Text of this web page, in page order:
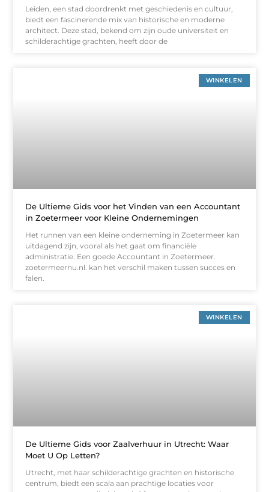
Leiden, een stad doordrenkt met geschiedenis en cultuur,
biedt een fascinerende mix van historische en moderne
architect. Deze stad, bekend om zijn oude universiteit en
schilderachtige grachten, heeft door de
WINKELEN
De Ultieme Gids voor het Vinden van een Accountant
in Zoetermeer voor Kleine Ondernemingen
Het runnen van een kleine onderneming in Zoetermeer kan
uitdagend zijn, vooral als het gaat om financiële
administratie. Een goede Accountant in Zoetermeer.
zoetermeernu.nl. kan het verschil maken tussen succes en
falen.
WINKELEN
De Ultieme Gids voor Zaalverhuur in Utrecht: Waar
Moet U Op Letten?
Utrecht, met haar schilderachtige grachten en historische
centrum, biedt een scala aan prachtige locaties voor